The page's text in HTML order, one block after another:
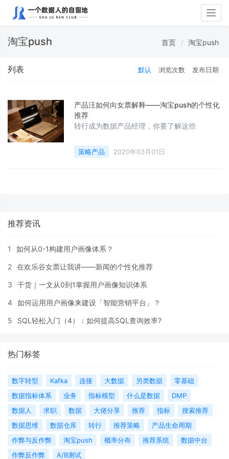
淘宝push 首页 淘宝push
列表 默认 浏览次数 发布日期
产品汪如何向女票解释——淘宝push的个性化
推荐
转行成为数据产品经理，你要了解这些
策略产品 2020年03月01日
推荐资讯
1 如何从0-1构建用户画像体系？
2 在欢乐谷女票让我讲——新闻的个性化推荐
3 干货｜一文从0到1掌握用户画像知识体系
4 如何运用用户画像来建设「智能营销平台」？
5 SQL轻松入门（4）：如何提高SQL查询效率?
热门标签
数字转型 Kafka 连接 大数据 另类数据
零基础
数据指标体系
业务 指标模型 什么是数据
DMP
数据人
求职 数据 大佬分享 推荐 指标
搜索推荐
数据思维
数据仓库 转行 推荐策略
产品生命周期
作弊与反作弊
淘宝push 概率分布 推荐系统
数据中台
作弊反作弊
A/B测试